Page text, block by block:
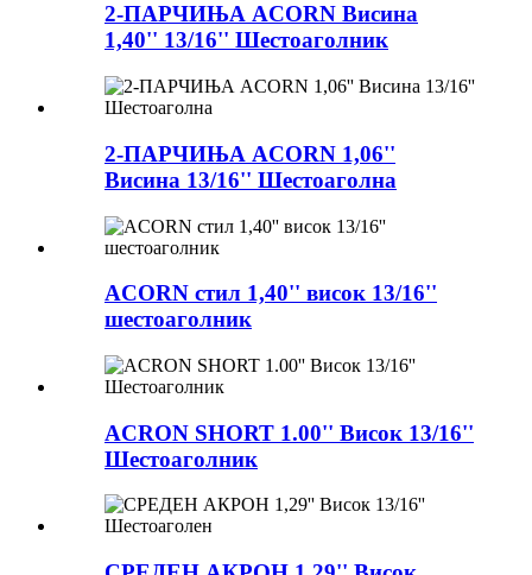
2-ПАРЧИЊА ACORN Висина
1,40'' 13/16'' Шестоаголник
2-ПАРЧИЊА ACORN 1,06''
Висина 13/16'' Шестоаголна
ACORN стил 1,40'' висок 13/16''
шестоаголник
ACRON SHORT 1.00'' Висок 13/16''
Шестоаголник